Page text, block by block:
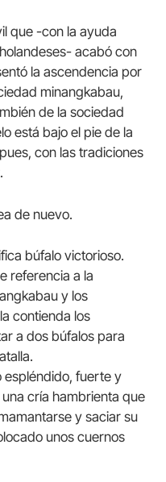
que -con la ayuda
acabó con
la ascendencia por
minangkabau,
de la sociedad
está bajo el pie de la
con las tradiciones
de nuevo.
búfalo victorioso.
referencia a la
y los
contienda los
a dos búfalos para
espléndido, fuerte y
cría hambrienta que
y saciar su
unos cuernos